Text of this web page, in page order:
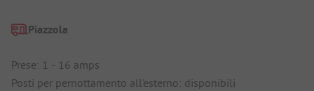
Piazzola
Prese: 1 - 16 amps
Posti per pernottamento all'esterno: disponibili